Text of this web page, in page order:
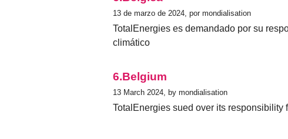
13 de marzo de 2024, por mondialisation
TotalEnergies es demandado por su
climático
6.Belgium
13 March 2024, by mondialisation
TotalEnergies sued over its responsibility